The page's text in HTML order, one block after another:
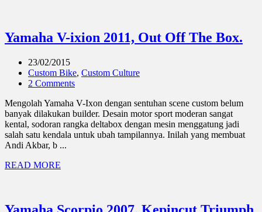
Yamaha V-ixion 2011, Out Off The Box.
23/02/2015
Custom Bike, Custom Culture
2 Comments
Mengolah Yamaha V-Ixon dengan sentuhan scene custom belum
banyak dilakukan builder. Desain motor sport moderan sangat
kental, sodoran rangka deltabox dengan mesin menggatung jadi
salah satu kendala untuk ubah tampilannya. Inilah yang membuat
Andi Akbar, b ...
READ MORE